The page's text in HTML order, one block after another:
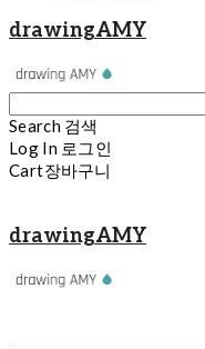
drawingAMY
Search 검색
Log In 로그인
Cart장바구니
drawingAMY